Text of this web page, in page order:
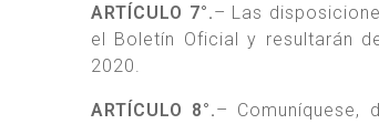
ARTÍCULO 7°.– Las
el Boletín Oficial y resultarán
2020.
ARTÍCULO 8°.– Comuníquese,